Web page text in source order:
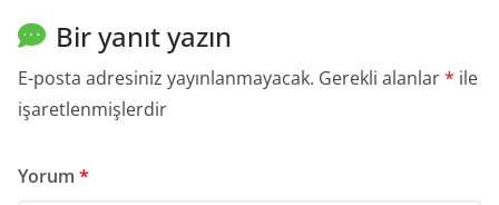
Bir yanıt yazın
E-posta adresiniz yayınlanmayacak. Gerekli alanlar* ile
işaretlenmişlerdir
Yorum *